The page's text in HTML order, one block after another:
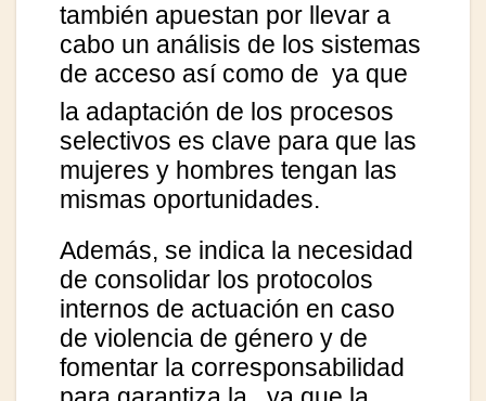
también apuestan por llevar a
cabo un análisis de los sistemas
de acceso así como de ya que
la adaptación de los procesos
selectivos es clave para que las
mujeres y hombres tengan las
mismas oportunidades.
Además, se indica la necesidad
de consolidar los protocolos
internos de actuación en caso
de violencia de género y de
fomentar la corresponsabilidad